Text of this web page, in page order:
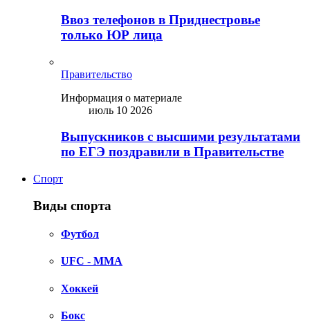
Ввоз телефонов в Приднестровье
только ЮР лица
Правительство
Информация о материале
июль 10 2026
Выпускников с высшими результатами
по ЕГЭ поздравили в Правительстве
Спорт
Виды спорта
Футбол
UFC - MMA
Хоккей
Бокс